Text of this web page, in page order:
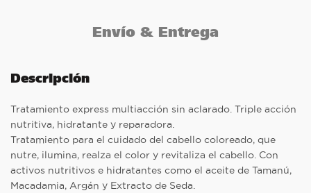
Envío & Entrega
Descripción
Tratamiento express multiacción sin aclarado. Triple acción
nutritiva, hidratante y reparadora.
Tratamiento para el cuidado del cabello coloreado, que
nutre, ilumina, realza el color y revitaliza el cabello. Con
activos nutritivos e hidratantes como el aceite de Tamanú,
Macadamia, Argán y Extracto de Seda.